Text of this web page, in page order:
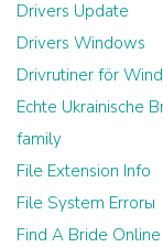
Drivers Update
Drivers Windows
Drivrutiner för
Echte Ukrainische
family
File Extension Info
File System Errorы
Find A Bride Online